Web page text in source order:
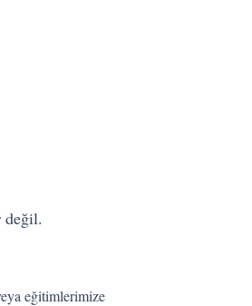
değil.
eğitimlerimize